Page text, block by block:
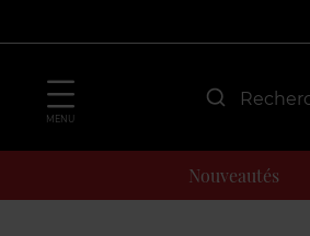
MENU
Nouveautés